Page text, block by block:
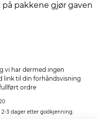
pakkene gjør gaven
vi har dermed ingen
link til din forhåndsvisning
ordre
2-3 dager etter godkjenning.